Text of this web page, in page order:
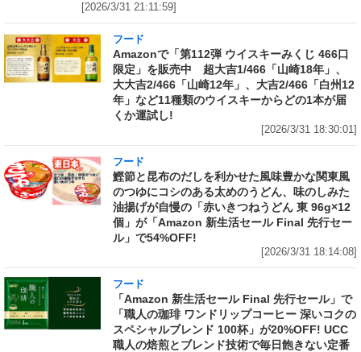
[2026/3/31 21:11:59]
フード
Amazonで「第112弾 ウイスキーみくじ 466口
限定」を販売中 超大吉1/466「山崎18年」、
大大吉2/466「山崎12年」、大吉2/466「白州12
年」など11種類のウイスキーからどの1本が届
くか運試し!
[2026/3/31 18:30:01]
フード
鰹節と昆布のだしを利かせた風味豊かな関東風
のつゆにコシのある太めのうどん、味のしみた
油揚げが自慢の「赤いきつねうどん 東 96g×12
個」が「Amazon 新生活セール Final 先行セー
ル」で54%OFF!
[2026/3/31 18:14:08]
フード
「Amazon 新生活セール Final 先行セール」で
「職人の珈琲 ワンドリップコーヒー 深いコクの
スペシャルブレンド 100杯」が20%OFF! UCC
職人の焙煎とブレンド技術で毎日飽きない定番